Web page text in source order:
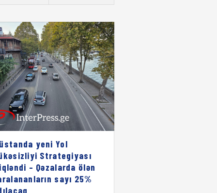
yeni Yol
Strategiyası
– Qəzalarda ölən
sayı 25%